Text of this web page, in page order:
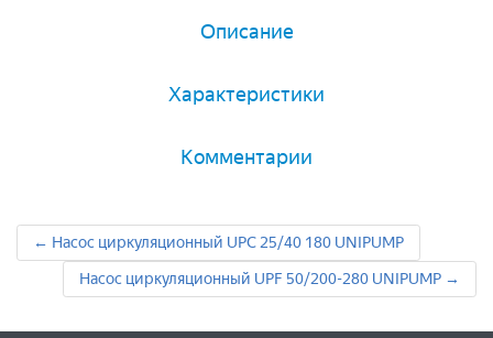
Описание
Характеристики
Комментарии
← Насос циркуляционный UPC 25/40 180 UNIPUMP
Насос циркуляционный UPF 50/200-280 UNIPUMP →